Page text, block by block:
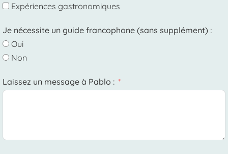
Expériences gastronomiques
Je nécessite un guide francophone (sans supplément) :
Oui
Non
Laissez un message à Pablo :